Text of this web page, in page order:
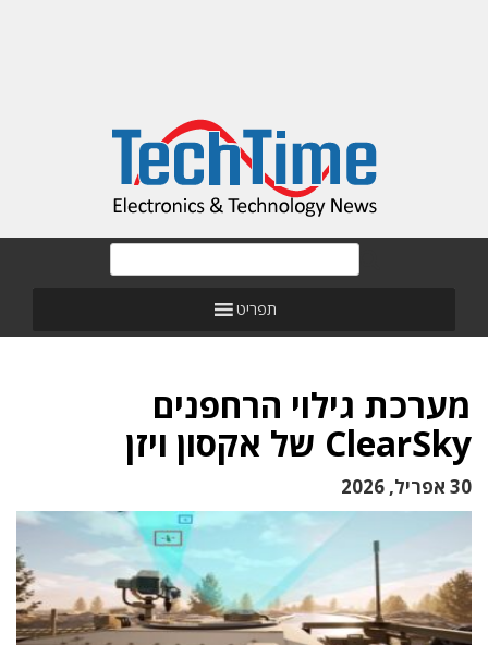
תפריט
מערכת גילוי הרחפנים
ClearSky של אקסון ויזן
30 אפריל, 2026